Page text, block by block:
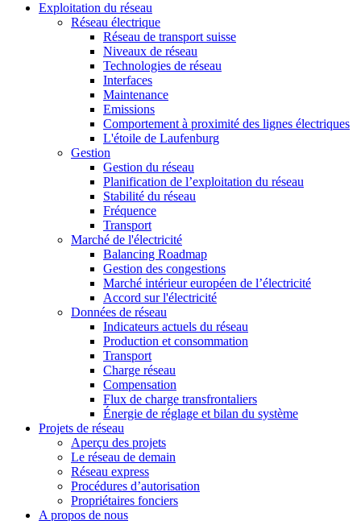
Exploitation du réseau
Réseau électrique
Réseau de transport suisse
Niveaux de réseau
Technologies de réseau
Interfaces
Maintenance
Emissions
Comportement à proximité des lignes électriques
L'étoile de Laufenburg
Gestion
Gestion du réseau
Planification de l’exploitation du réseau
Stabilité du réseau
Fréquence
Transport
Marché de l'électricité
Balancing Roadmap
Gestion des congestions
Marché intérieur européen de l’électricité
Accord sur l'électricité
Données de réseau
Indicateurs actuels du réseau
Production et consommation
Transport
Charge réseau
Compensation
Flux de charge transfrontaliers
Énergie de réglage et bilan du système
Projets de réseau
Aperçu des projets
Le réseau de demain
Réseau express
Procédures d’autorisation
Propriétaires fonciers
A propos de nous